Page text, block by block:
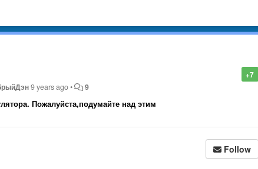
+7
9 years ago• 9
Пожалуйста,подумайте над этим
Follow